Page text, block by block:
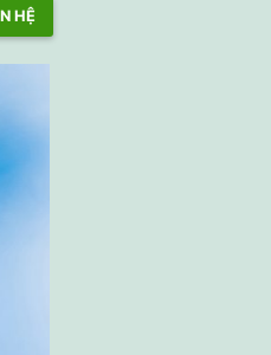
ĐỘNG NƠI CƯ NGỤ, CHẤP
HỆ